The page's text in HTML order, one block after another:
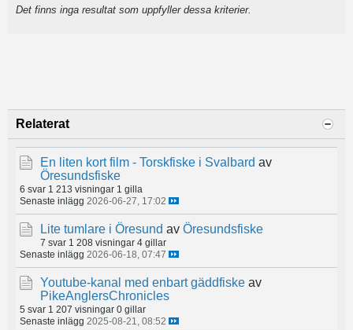
Det finns inga resultat som uppfyller dessa kriterier.
Relaterat
En liten kort film - Torskfiske i Svalbard av
Öresundsfiske
6 svar 1 213 visningar 1 gilla
Senaste inlägg 2026-06-27, 17:02
Lite tumlare i Öresund av Öresundsfiske
7 svar 1 208 visningar 4 gillar
Senaste inlägg 2026-06-18, 07:47
Youtube-kanal med enbart gäddfiske av
PikeAnglersChronicles
5 svar 1 207 visningar 0 gillar
Senaste inlägg 2025-08-21, 08:52